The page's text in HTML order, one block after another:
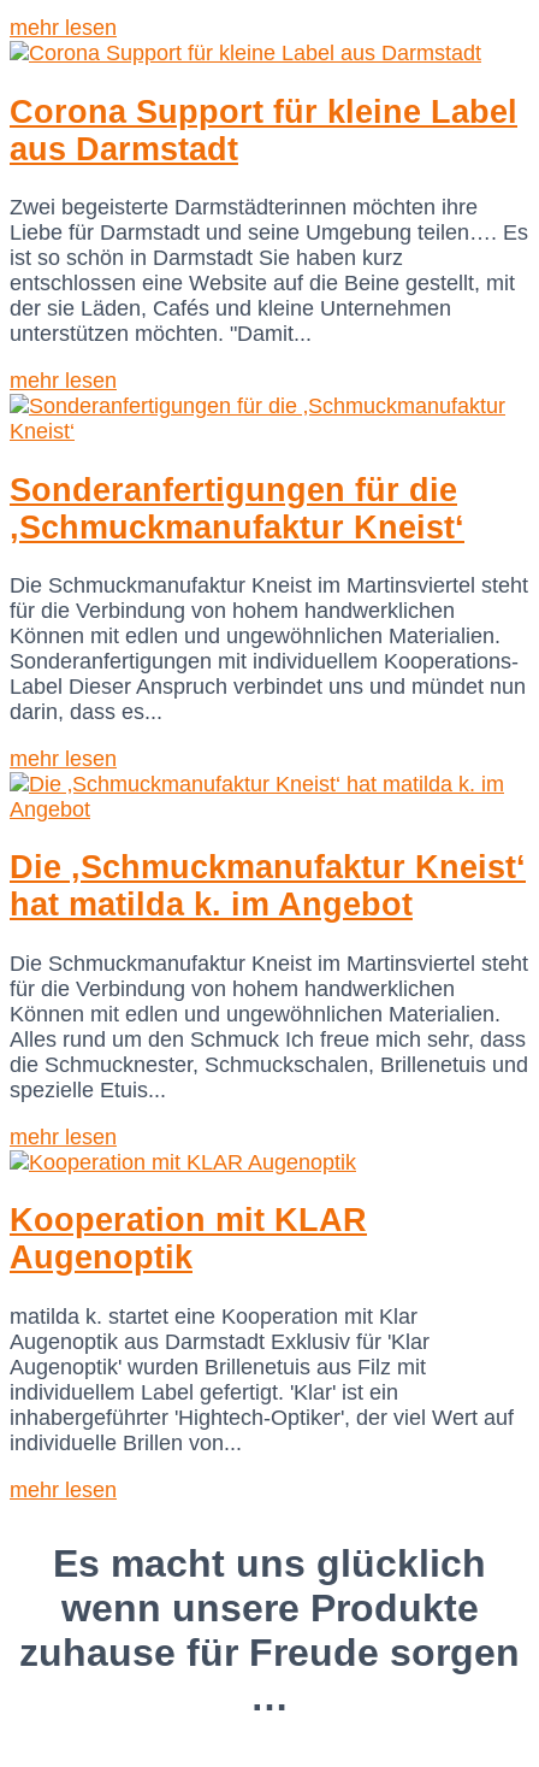
mehr lesen
Corona Support für kleine Label
aus Darmstadt
Zwei begeisterte Darmstädterinnen möchten ihre
Liebe für Darmstadt und seine Umgebung teilen…. Es
ist so schön in Darmstadt Sie haben kurz
entschlossen eine Website auf die Beine gestellt, mit
der sie Läden, Cafés und kleine Unternehmen
unterstützen möchten. "Damit...
mehr lesen
Sonderanfertigungen für die
‚Schmuckmanufaktur Kneist‘
Die Schmuckmanufaktur Kneist im Martinsviertel steht
für die Verbindung von hohem handwerklichen
Können mit edlen und ungewöhnlichen Materialien.
Sonderanfertigungen mit individuellem Kooperations-
Label Dieser Anspruch verbindet uns und mündet nun
darin, dass es...
mehr lesen
Die ‚Schmuckmanufaktur Kneist‘
hat matilda k. im Angebot
Die Schmuckmanufaktur Kneist im Martinsviertel steht
für die Verbindung von hohem handwerklichen
Können mit edlen und ungewöhnlichen Materialien.
Alles rund um den Schmuck Ich freue mich sehr, dass
die Schmucknester, Schmuckschalen, Brillenetuis und
spezielle Etuis...
mehr lesen
Kooperation mit KLAR
Augenoptik
matilda k. startet eine Kooperation mit Klar
Augenoptik aus Darmstadt Exklusiv für 'Klar
Augenoptik' wurden Brillenetuis aus Filz mit
individuellem Label gefertigt. 'Klar' ist ein
inhabergeführter 'Hightech-Optiker', der viel Wert auf
individuelle Brillen von...
mehr lesen
Es macht uns glücklich
wenn unsere Produkte
zuhause für Freude sorgen
…